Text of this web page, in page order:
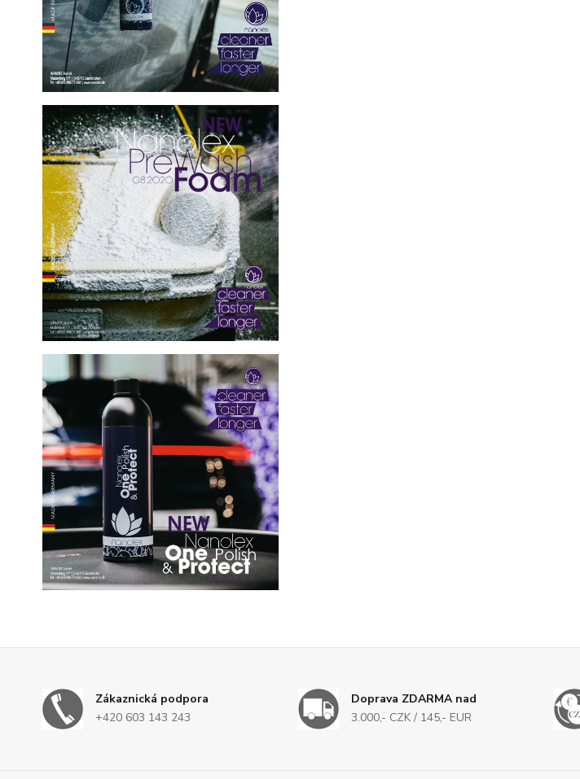
Zákaznická podpora
+420 603 143 243
Doprava ZDARMA nad
3.000,- CZK / 145,- EUR